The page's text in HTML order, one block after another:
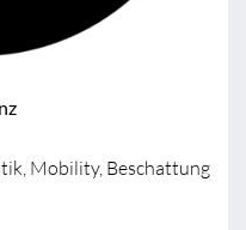
Mobility, Beschattung